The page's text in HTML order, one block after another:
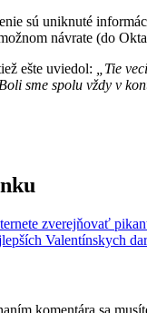
sú uniknuté
návrate (do
ešte uviedol:
„Tie
sme spolu vždy v
zverejňovať
Valentínskych
komentára sa